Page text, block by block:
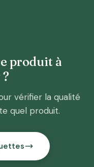
produit à
vérifier la qualité
quel produit.